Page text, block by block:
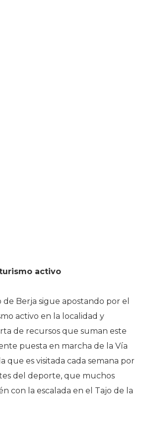
activo
Berja sigue apostando por el
activo en la localidad y
de recursos que suman este
puesta en marcha de la Vía
que es visitada cada semana por
del deporte, que muchos
con la escalada en el Tajo de la